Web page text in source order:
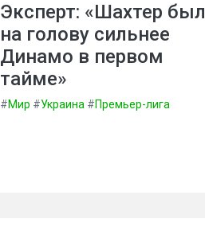
Эксперт: «Шахтер был
на голову сильнее
Динамо в первом
тайме»
#Мир #Украина #Премьер-лига